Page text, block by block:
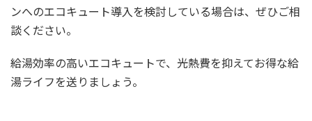
ンへのエコキュート導入を検討している場合は、ぜひご相
談ください。
給湯効率の高いエコキュートで、光熱費を抑えてお得な給
湯ライフを送りましょう。